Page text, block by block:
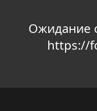
Ожидание
https://